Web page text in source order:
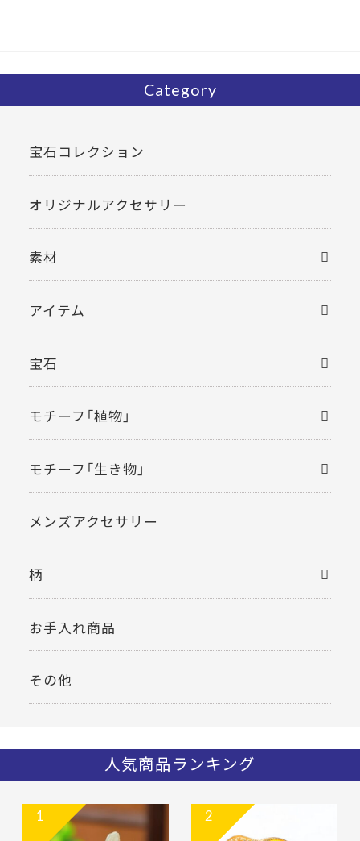
Category
宝石コレクション
オリジナルアクセサリー
素材
アイテム
宝石
モチーフ「植物」
モチーフ「生き物」
メンズアクセサリー
柄
お手入れ商品
その他
人気商品ランキング
1 2